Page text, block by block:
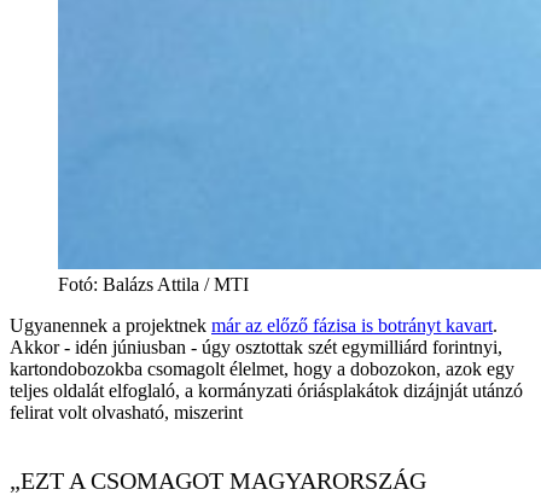
Fotó: Balázs Attila / MTI
Ugyanennek a projektnek már az előző fázisa is botrányt kavart.
Akkor - idén júniusban - úgy osztottak szét egymilliárd forintnyi,
kartondobozokba csomagolt élelmet, hogy a dobozokon, azok egy
teljes oldalát elfoglaló, a kormányzati óriásplakátok dizájnját utánzó
felirat volt olvasható, miszerint
„EZT A CSOMAGOT MAGYARORSZÁG